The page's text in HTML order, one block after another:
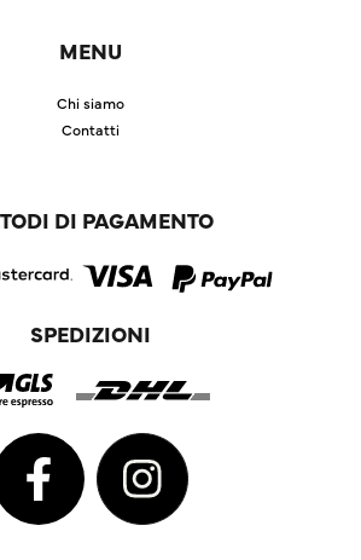
MENU
Chi siamo
Contatti
DI PAGAMENTO
SPEDIZIONI